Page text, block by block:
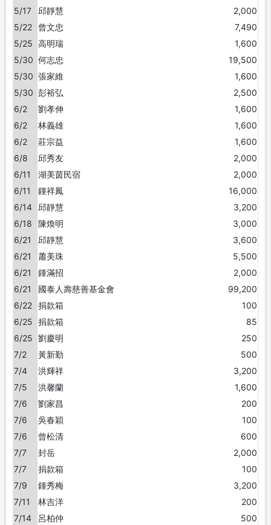
5/17 邱靜慧
2,000
5/22
曾文忠
7,490
5/25 高明瑞
1,600
5/30 何志忠
19,500
5/30 張家維
1,600
5/30 彭裕弘
2,500
6/2
劉孝伸
1,600
6/2
林義雄
1,600
6/2
莊宗益
1,600
6/8
邱秀友
2,000
6/11
湖美茵民宿
2,000
6/11
鍾祥鳳
16,000
6/14
邱靜慧
3,200
6/18
陳煥明
3,000
6/21
邱靜慧
3,600
6/21
蕭美珠
5,500
6/21
鍾滿招
2,000
6/21
國泰人壽慈善基金會
99,200
6/22 捐款箱
100
6/25 捐款箱
85
6/25 劉慶明
250
7/2
黃新勤
500
7/4
洪輝祥
3,200
7/5
洪馨蘭
1,600
7/6
劉家昌
200
7/6
吳春穎
100
7/6
曾松清
600
7/7
封岳
2,000
7/7
捐款箱
100
7/9
鍾秀梅
3,200
7/11
林吉洋
200
7/14
呂柏仲
500